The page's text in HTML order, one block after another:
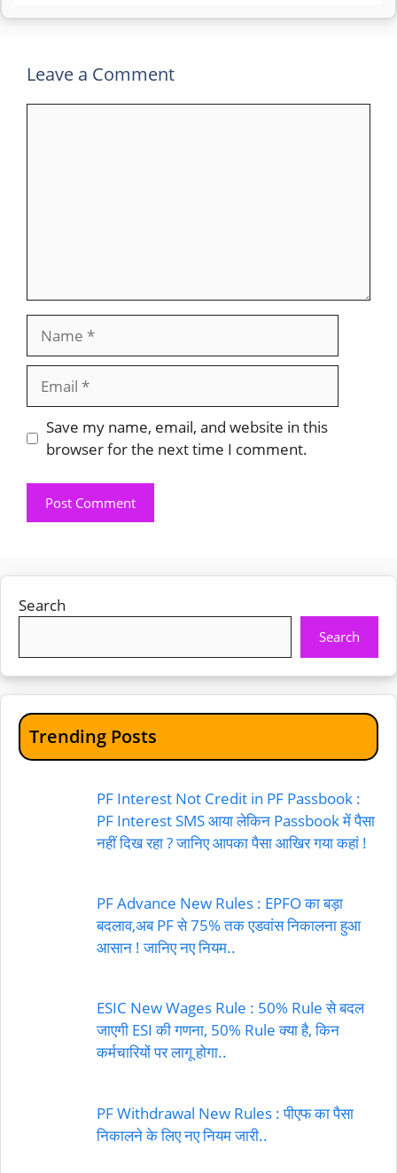
Leave a Comment
Save my name, email, and website in this
browser for the next time I comment.
Search
Search
Trending Posts
PF Interest Not Credit in PF Passbook :
PF Interest SMS आया लेकिन Passbook में पैसा
नहीं दिख रहा ? जानिए आपका पैसा आखिर गया कहां !
PF Advance New Rules : EPFO का बड़ा
बदलाव,अब PF से 75% तक एडवांस निकालना हुआ
आसान ! जानिए नए नियम..
ESIC New Wages Rule : 50% Rule से बदल
जाएगी ESI की गणना, 50% Rule क्या है, किन
कर्मचारियों पर लागू होगा..
PF Withdrawal New Rules : पीएफ का पैसा
निकालने के लिए नए नियम जारी..